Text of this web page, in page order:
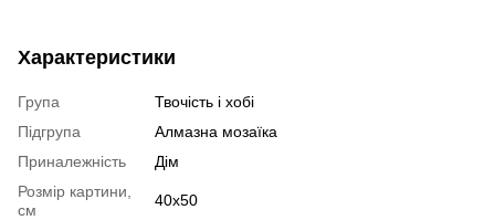
Характеристики
Група
Твочість і хобі
Підгрупа
Алмазна мозаїка
Приналежність
Дім
Розмір картини,
см
40x50